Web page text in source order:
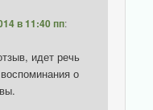
в 11:40 пп:
идет речь
о